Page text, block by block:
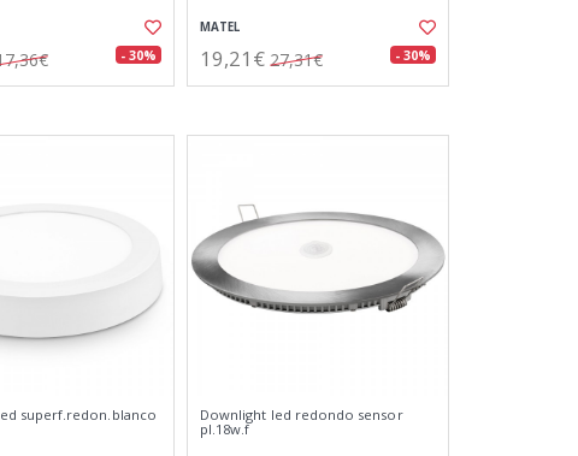
- 30%
MATEL
19,21€ 27,31€ - 30%
superf.redon.blanco
Downlight led redondo sensor
pl.18w.f